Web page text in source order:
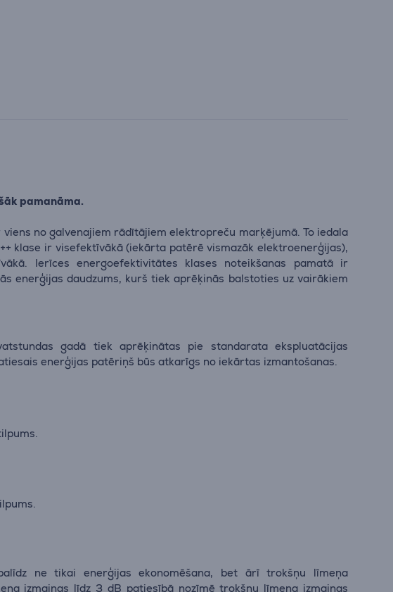
pamanāma.
no galvenajiem rādītājiem elektropreču marķējumā. To iedala
klase ir visefektīvākā (iekārta patērē vismazāk elektroenerģijas),
Ierīces energoefektivitātes klases noteikšanas pamatā ir
enerģijas daudzums, kurš tiek aprēķinās balstoties uz vairākiem
gadā tiek aprēķinātas pie standarata ekspluatācijas
enerģijas patēriņš būs atkarīgs no iekārtas izmantošanas.
ne tikai enerģijas ekonomēšana, bet ārī trokšņu līmeņa
izmaiņas līdz 3 dB patiesībā nozīmē trokšņu līmeņa izmaiņas